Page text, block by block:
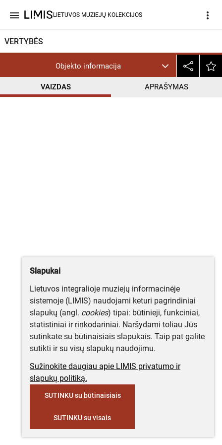
menu LIETUVOS MUZIEJŲ KOLEKCIJOS more_vert
VERTYBĖS
Objekto informacija
VAIZDAS APRAŠYMAS
Slapukai
Lietuvos integralioje muziejų informacinėje
sistemoje (LIMIS) naudojami keturi pagrindiniai
slapukų (angl. cookies) tipai: būtinieji, funkciniai,
statistiniai ir rinkodariniai. Naršydami toliau Jūs
sutinkate su būtinaisiais slapukais. Taip pat galite
sutikti ir su visų slapukų naudojimu.
Sužinokite daugiau apie LIMIS privatumo ir
slapukų politiką.
SUTINKU su būtinaisiais
SUTINKU su visais